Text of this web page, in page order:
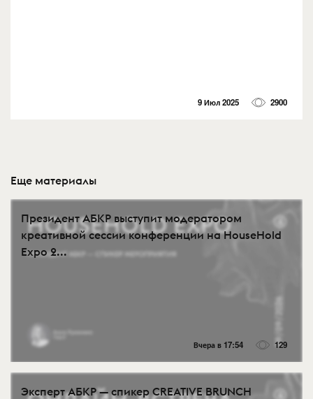
9 Июл 2025 2900
Еще материалы
Президент АБКР выступит модератором
креативной сессии конференции на HouseHold
Expo 2...
Вчера в 17:54 129
Эксперт АБКР — спикер CREATIVE BRUNCH